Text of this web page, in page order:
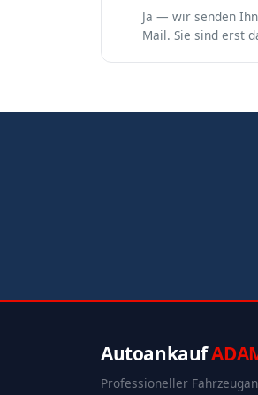
Ja — wir senden
Mail. Sie sind erst
Autoankauf
Professioneller